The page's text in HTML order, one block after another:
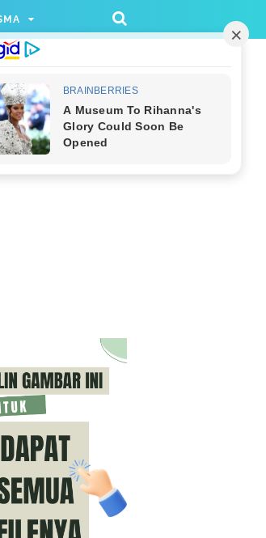
'div-gpt-ad-1733174991559-